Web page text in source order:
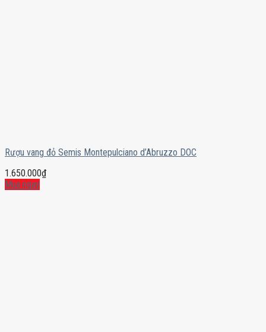
Rượu vang đỏ Semis Montepulciano d’Abruzzo DOC
1.650.000₫
Mua ngay